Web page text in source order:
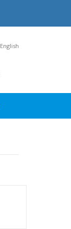
English